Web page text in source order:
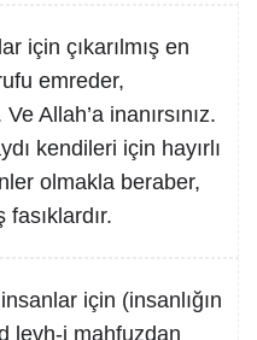
için çıkarılmış en
emreder,
Allah’a inanırsınız.
kendileri için hayırlı
olmakla beraber,
için (insanlığın
levh-i mahfuzdan